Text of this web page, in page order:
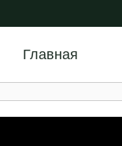
Главная